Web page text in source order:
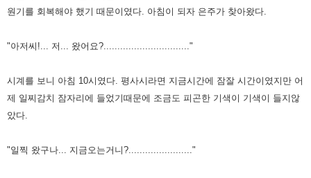
원기를 회복해야 했기 때문이였다. 아침이 되자 은주가 찾아왔다.
"아저씨!... 저... 왔어요?..............................."
시계를 보니 아침 10시였다. 평사시라면 지금시간에 잠잘 시간이였지만 어
제 일찌감치 잠자리에 들었기때문에 조금도 피곤한 기색이 기색이 들지않
았다.
"일찍 왔구나... 지금오는거니?......................."